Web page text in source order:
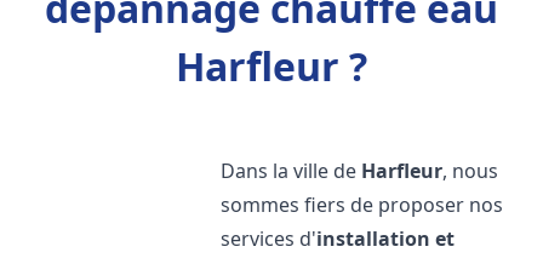
Harfleur ?
Dans la ville de Harfleur, nous
sommes fiers de proposer nos
services d'installation et